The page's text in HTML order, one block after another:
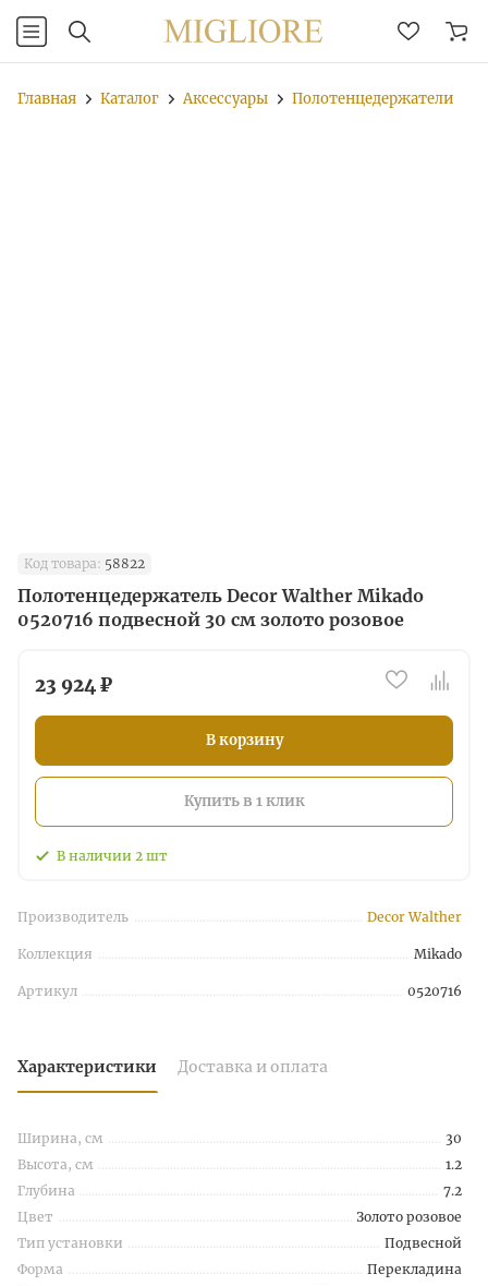
Главная Каталог Аксессуары Полотенцедержатели
Код товара: 58822
Полотенцедержатель Decor Walther Mikado
0520716 подвесной 30 см золото розовое
23 924 ₽
В корзину
Купить в 1 клик
В наличии 2 шт
Производитель Decor Walther
Коллекция Mikado
Артикул 0520716
Характеристики Доставка и оплата
Ширина, см
30
Высота, см
1.2
Глубина
7.2
Цвет
Золото розовое
Тип установки
Подвесной
Форма
Перекладина